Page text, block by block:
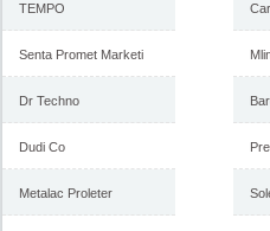
TEMPO
Senta Promet Marketi
Dr Techno
Dudi Co
Metalac Proleter